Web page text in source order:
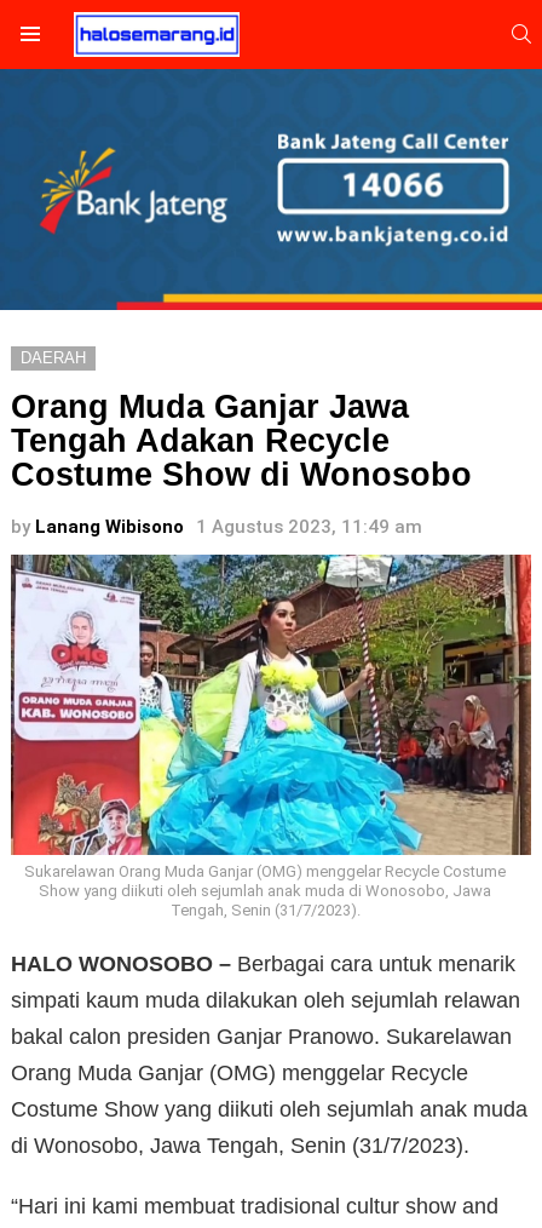
DAERAH
Orang Muda Ganjar Jawa
Tengah Adakan Recycle
Costume Show di Wonosobo
by Lanang Wibisono 1 Agustus 2023, 11:49 am
Sukarelawan Orang Muda Ganjar (OMG) menggelar Recycle Costume
Show yang diikuti oleh sejumlah anak muda di Wonosobo, Jawa
Tengah, Senin (31/7/2023).
HALO WONOSOBO – Berbagai cara untuk menarik
simpati kaum muda dilakukan oleh sejumlah relawan
bakal calon presiden Ganjar Pranowo. Sukarelawan
Orang Muda Ganjar (OMG) menggelar Recycle
Costume Show yang diikuti oleh sejumlah anak muda
di Wonosobo, Jawa Tengah, Senin (31/7/2023).
“Hari ini kami membuat tradisional cultur show and